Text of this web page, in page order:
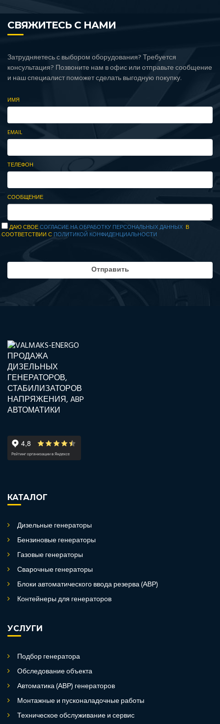
СВЯЖИТЕСЬ С НАМИ
Затрудняетесь с выбором оборудования? Требуется
консультация? Позвоните нам в офис или отправьте сообщение
и наш специалист поможет сделать выгодную покупку.
ИМЯ
EMAIL
ТЕЛЕФОН
СООБЩЕНИЕ
ДАЮ СВОЕСОГЛАСИЕ НА ОБРАБОТКУ ПЕРСОНАЛЬНЫХ ДАННЫХ В
СООТВЕТСТВИИ С ПОЛИТИКОЙ КОНФИДЕНЦИАЛЬНОСТИ
КАТАЛОГ
Дизельные генераторы
Бензиновые генераторы
Газовые генераторы
Сварочные генераторы
Блоки автоматического ввода резерва (АВР)
Контейнеры для генераторов
УСЛУГИ
Подбор генератора
Обследование объекта
Автоматика (АВР) генераторов
Монтажные и пусконаладочные работы
Техническое обслуживание и сервис